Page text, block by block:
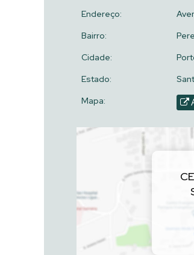
Endereço:
Bairro:
Cidade:
Estado:
Mapa: